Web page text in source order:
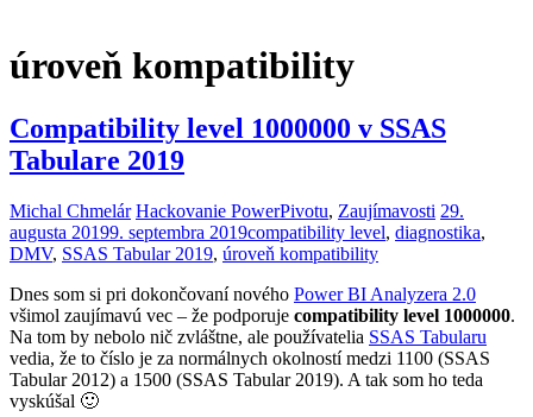
úroveň kompatibility
Compatibility level 1000000 v SSAS
Tabulare 2019
Michal Chmelár Hackovanie PowerPivotu, Zaujímavosti 29.
augusta 20199. septembra 2019compatibility level, diagnostika,
DMV, SSAS Tabular 2019, úroveň kompatibility
Dnes som si pri dokončovaní nového Power BI Analyzera 2.0
všimol zaujímavú vec – že podporuje compatibility level 1000000.
Na tom by nebolo nič zvláštne, ale používatelia SSAS Tabularu
vedia, že to číslo je za normálnych okolností medzi 1100 (SSAS
Tabular 2012) a 1500 (SSAS Tabular 2019). A tak som ho teda
vyskúšal 🙂